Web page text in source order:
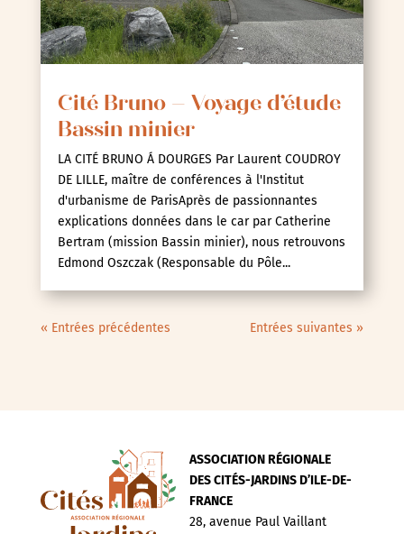
Cité Bruno – Voyage d’étude
Bassin minier
LA CITÉ BRUNO Á DOURGES Par Laurent COUDROY
DE LILLE, maître de conférences à l'Institut
d'urbanisme de ParisAprès de passionnantes
explications données dans le car par Catherine
Bertram (mission Bassin minier), nous retrouvons
Edmond Oszczak (Responsable du Pôle...
« Entrées précédentes Entrées suivantes »
ASSOCIATION RÉGIONALE
DES CITÉS-JARDINS D’ILE-DE-
FRANCE
28, avenue Paul Vaillant